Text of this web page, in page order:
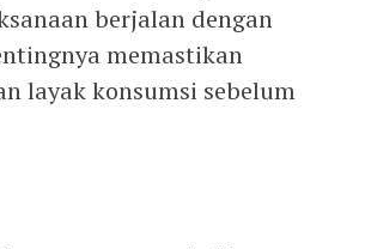
berjalan dengan
memastikan
layak konsumsi sebelum